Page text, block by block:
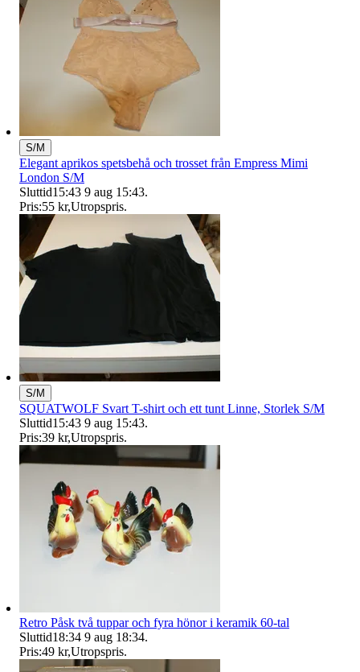
S/M
Elegant aprikos spetsbehå och trosset från Empress Mimi
London S/M
Sluttid15:43 9 aug 15:43.
Pris:55 kr,Utropspris.
S/M
SQUATWOLF Svart T-shirt och ett tunt Linne, Storlek S/M
Sluttid15:43 9 aug 15:43.
Pris:39 kr,Utropspris.
Retro Påsk två tuppar och fyra hönor i keramik 60-tal
Sluttid18:34 9 aug 18:34.
Pris:49 kr,Utropspris.